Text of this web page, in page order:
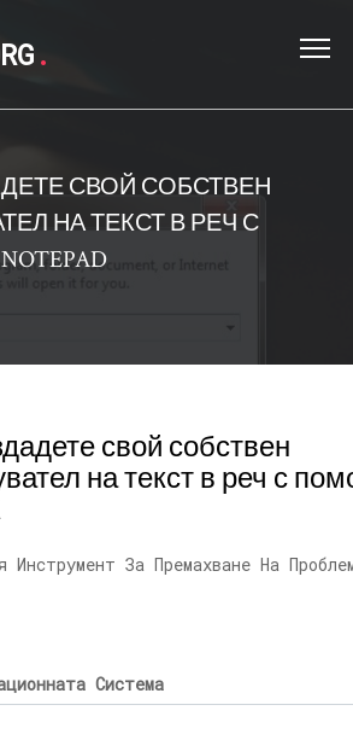
.
СВОЙ СОБСТВЕН
НА ТЕКСТ В РЕЧ С
свой собствен
на текст в реч с
Инструмент За Премахване На
Система